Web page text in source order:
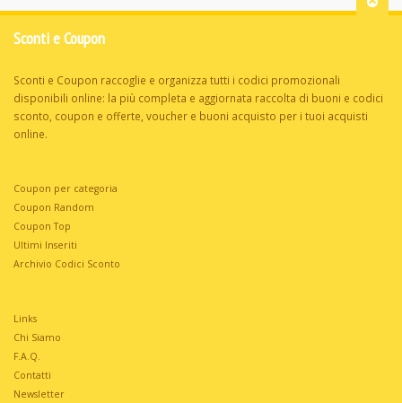
Sconti e Coupon
Sconti e Coupon raccoglie e organizza tutti i codici promozionali
disponibili online: la più completa e aggiornata raccolta di buoni e codici
sconto, coupon e offerte, voucher e buoni acquisto per i tuoi acquisti
online.
Coupon per categoria
Coupon Random
Coupon Top
Ultimi Inseriti
Archivio Codici Sconto
Links
Chi Siamo
F.A.Q.
Contatti
Newsletter